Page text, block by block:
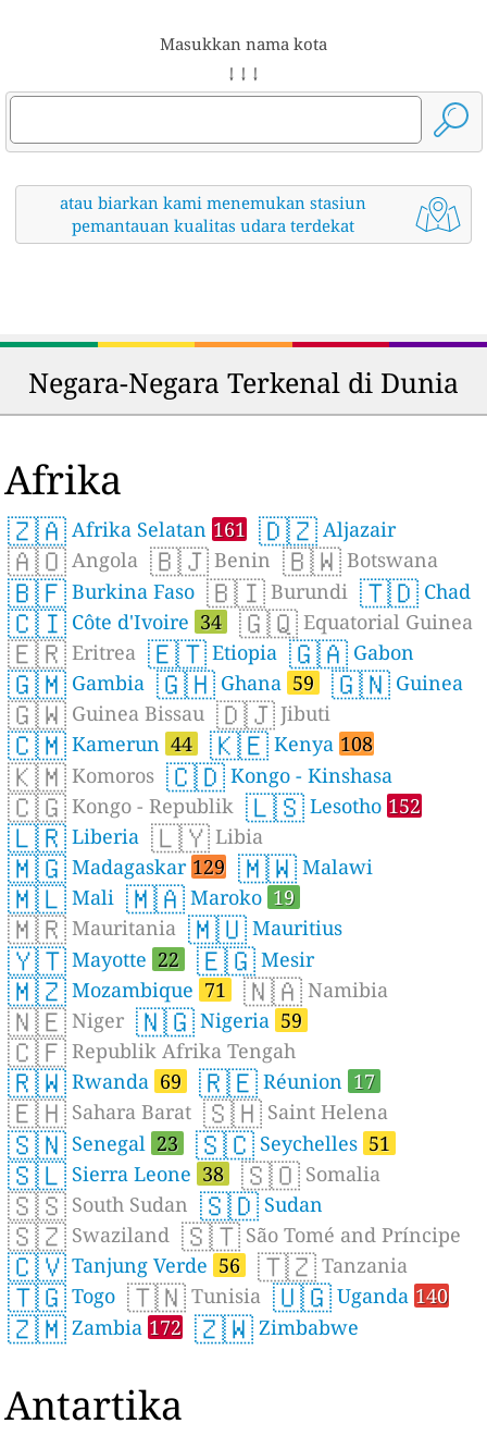
Masukkan nama kota
↓ ↓ ↓
atau biarkan kami menemukan stasiun
pemantauan kualitas udara terdekat
Negara-Negara Terkenal di Dunia
Afrika
🇿🇦 Afrika Selatan 161 🇩🇿 Aljazair
🇦🇴 Angola 🇧🇯 Benin 🇧🇼 Botswana
🇧🇫 Burkina Faso 🇧🇮 Burundi 🇹🇩 Chad
🇨🇮 Côte d'Ivoire 34 🇬🇶 Equatorial Guinea
🇪🇷 Eritrea 🇪🇹 Etiopia 🇬🇦 Gabon
🇬🇲 Gambia 🇬🇭 Ghana 59 🇬🇳 Guinea
🇬🇼 Guinea Bissau 🇩🇯 Jibuti
🇨🇲 Kamerun 44 🇰🇪 Kenya 108
🇰🇲 Komoros 🇨🇩 Kongo - Kinshasa
🇨🇬 Kongo - Republik 🇱🇸 Lesotho 152
🇱🇷 Liberia 🇱🇾 Libia
🇲🇬 Madagaskar 129 🇲🇼 Malawi
🇲🇱 Mali 🇲🇦 Maroko 19
🇲🇷 Mauritania 🇲🇺 Mauritius
🇾🇹 Mayotte 22 🇪🇬 Mesir
🇲🇿 Mozambique 71 🇳🇦 Namibia
🇳🇪 Niger 🇳🇬 Nigeria 59
🇨🇫 Republik Afrika Tengah
🇷🇼 Rwanda 69 🇷🇪 Réunion 17
🇪🇭 Sahara Barat 🇸🇭 Saint Helena
🇸🇳 Senegal 23 🇸🇨 Seychelles 51
🇸🇱 Sierra Leone 38 🇸🇴 Somalia
🇸🇸 South Sudan 🇸🇩 Sudan
🇸🇿 Swaziland 🇸🇹 São Tomé and Príncipe
🇨🇻 Tanjung Verde 56 🇹🇿 Tanzania
🇹🇬 Togo 🇹🇳 Tunisia 🇺🇬 Uganda 140
🇿🇲 Zambia 172 🇿🇼 Zimbabwe
Antartika